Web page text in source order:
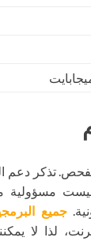
تذكر دعم
مسؤولية
جميع
لذا لا